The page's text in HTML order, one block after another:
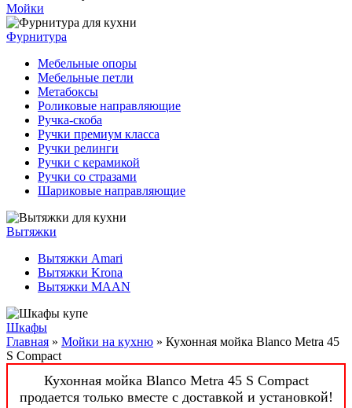
Мойки
Фурнитура
Мебельные опоры
Мебельные петли
Метабоксы
Роликовые направляющие
Ручка-скоба
Ручки премиум класса
Ручки релинги
Ручки с керамикой
Ручки со стразами
Шариковые направляющие
Вытяжки
Вытяжки Amari
Вытяжки Krona
Вытяжки MAAN
Шкафы
Главная » Мойки на кухню » Кухонная мойка Blanco Metra 45
S Compact
Кухонная мойка Blanco Metra 45 S Compact
продается только вместе с доставкой и установкой!